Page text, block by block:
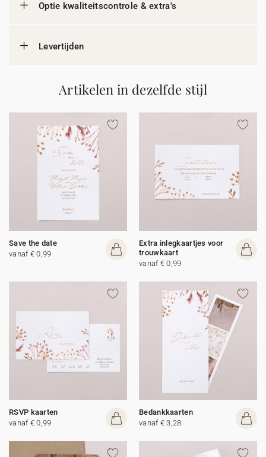
Optie kwaliteitscontrole & extra's
Levertijden
Artikelen in dezelfde stijl
Save the date
vanaf € 0,99
Extra inlegkaartjes voor
trouwkaart
vanaf € 0,99
RSVP kaarten
vanaf € 0,99
Bedankkaarten
vanaf € 3,28